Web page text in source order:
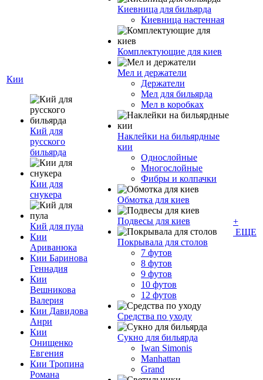
Кии
Кий для
русского
бильярда
Кии для
снукера
Кий для пула
Кии
Ариванюка
Кии Баринова
Геннадия
Кии
Вешникова
Валерия
Кии Давидова
Анри
Кии
Онищенко
Евгения
Кии Тропина
Романа
Киевница для бильярда
Киевница настенная
Комплектующие для киев
Мел и держатели
Держатели
Мел для бильярда
Мел в коробках
Наклейки на бильярдные
кии
Однослойные
Многослойные
Фибры и колпачки
Обмотка для киев
Подвесы для киев
Покрывала для столов
7 футов
8 футов
9 футов
10 футов
12 футов
Средства по уходу
Сукно для бильярда
Iwan Simonis
Manhattan
Grand
+
ЕЩЕ